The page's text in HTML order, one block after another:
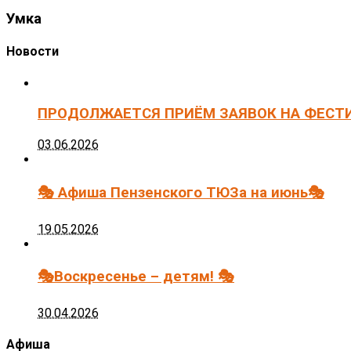
Умка
Новости
ПРОДОЛЖАЕТСЯ ПРИЁМ ЗАЯВОК НА
03.06.2026
🎭 Афиша Пензенского ТЮЗа на июнь🎭
19.05.2026
🎭Воскресенье – детям! 🎭
30.04.2026
Афиша